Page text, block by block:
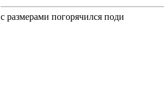
с размерами погорячился поди